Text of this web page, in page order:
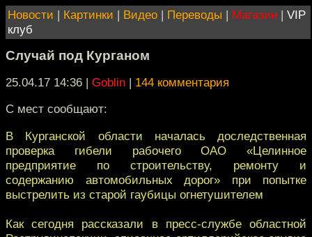
Новости | Картинки | Видео | Переводы | Магазин | VIP
клуб
Случай под Курганом
25.04.17 14:36 | Goblin | 144 комментария
С мест сообщают:
В Курганской области началась доследственная
проверка гибели рабочего ОАО «Целинное
предприятие по строительству, ремонту и
содержанию автомобильных дорог» при попытке
выстрелить из старой гаубицы огнетушителем
Как сегодня рассказали в пресс-службе областной